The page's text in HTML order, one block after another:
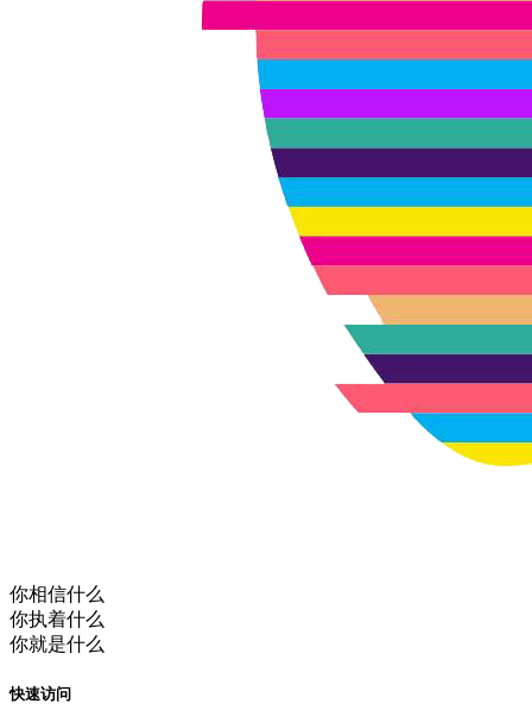
你相信什么
你执着什么
你就是什么
快速访问